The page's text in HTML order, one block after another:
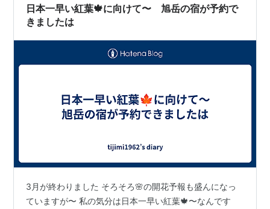
く回るか〜 北海道…
日本一早い紅葉🍁に向けて〜 旭岳の宿が予約で
きましたは
3月が終わりました そろそろ🌸の開花予報も盛んになっ
ていますが〜 私の気分は日本一早い紅葉🍁〜なんです